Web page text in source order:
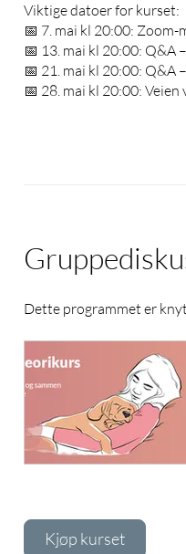
Viktige datoer for kurset:
📅 7. mai kl 20:00:
📅 13. mai kl 20:00: Q&A
📅 21. mai kl 20:00: Q&A
Dette programmet er
Kjøp kurset